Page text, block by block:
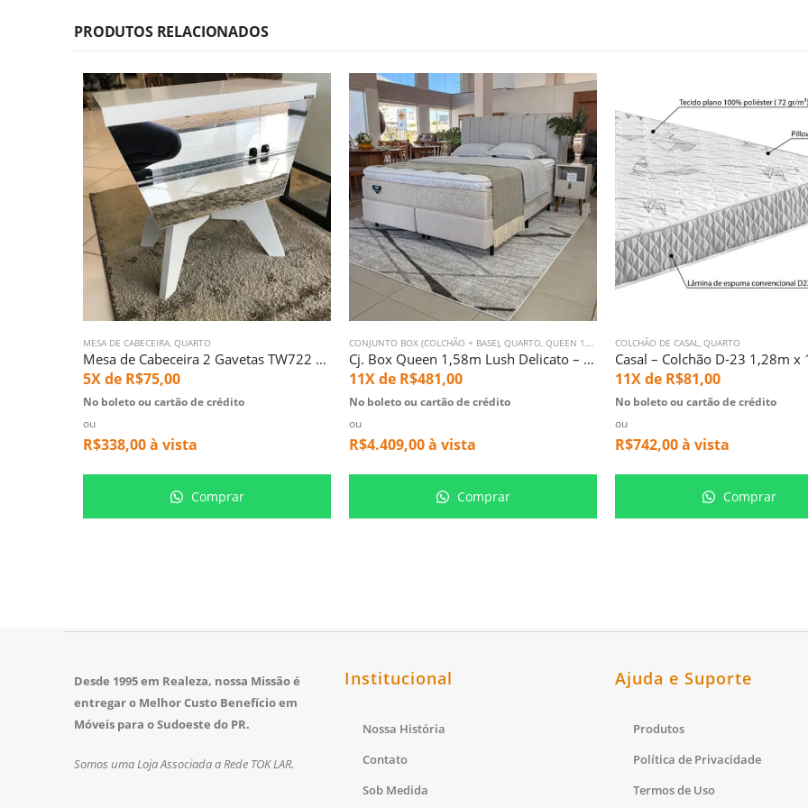
PRODUTOS RELACIONADOS
MESA DE CABECEIRA, QUARTO
Mesa de Cabeceira 2 Gavetas TW722 com Espelhos (4719)
5X de R$75,00
No boleto ou cartão de crédito
ou
R$338,00à vista
Comprar
CONJUNTO BOX (COLCHÃO + BASE), QUARTO, QUEEN 1,58M
Cj. Box Queen 1,58m Lush Delicato – Macio – Ecoflex (5698)
11X de R$481,00
No boleto ou cartão de crédito
ou
R$4.409,00à vista
Comprar
COLCHÃO DE CASAL, QUARTO
11X de R$81,00
No boleto ou cartão de crédito
ou
R$742,00à vista
Comprar
Desde 1995 em Realeza, nossa Missão é
entregar o Melhor Custo Benefício em
Móveis para o Sudoeste do PR.
Somos uma Loja Associada a Rede TOK LAR.
Institucional
Nossa História
Contato
Sob Medida
Ajuda e Suporte
Produtos
Política de Privacidade
Termos de Uso